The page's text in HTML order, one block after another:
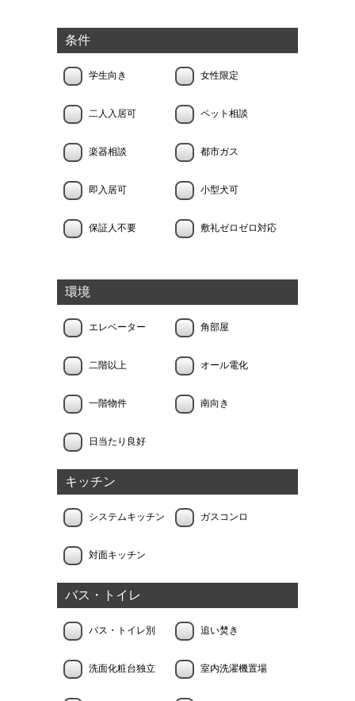
条件
学生向き 女性限定
二人入居可 ペット相談
楽器相談 都市ガス
即入居可 小型犬可
保証人不要 敷礼ゼロゼロ対応
環境
エレベーター 角部屋
二階以上 オール電化
一階物件 南向き
日当たり良好
キッチン
システムキッチン ガスコンロ
対面キッチン
バス・トイレ
バス・トイレ別 追い焚き
洗面化粧台独立 室内洗濯機置場